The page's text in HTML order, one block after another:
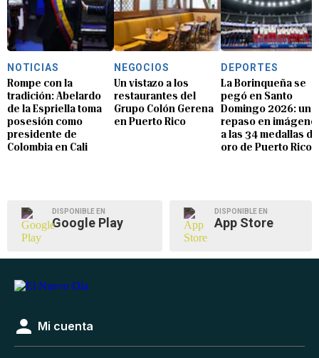
NOTICIAS
Rompe con la
tradición: Abelardo
de la Espriella toma
posesión como
presidente de
Colombia en Cali
NEGOCIOS
Un vistazo a los
restaurantes del
Grupo Colón Gerena
en Puerto Rico
DEPORTES
La Borinqueña se
pegó en Santo
Domingo 2026: un
repaso en
a las 34 medallas de
oro de Puerto Rico
DISPONIBLE EN
Google Play
DISPONIBLE EN
App Store
Mi cuenta